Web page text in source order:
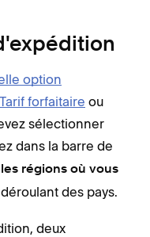
option
Tarif forfaitaire ou
sélectionner
dans la barre de
régions où vous
des pays.
deux